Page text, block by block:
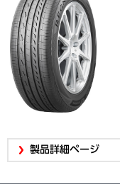
製品詳細ページ